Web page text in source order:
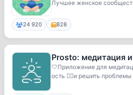
Лучшее женское
24 920 828
Prosto: медитация
🤍Приложение для
ость 💆‍♂️и решить